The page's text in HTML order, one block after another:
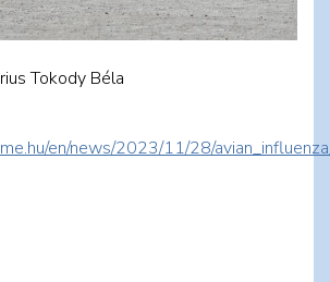
Tokody Béla
en/news/2023/11/28/